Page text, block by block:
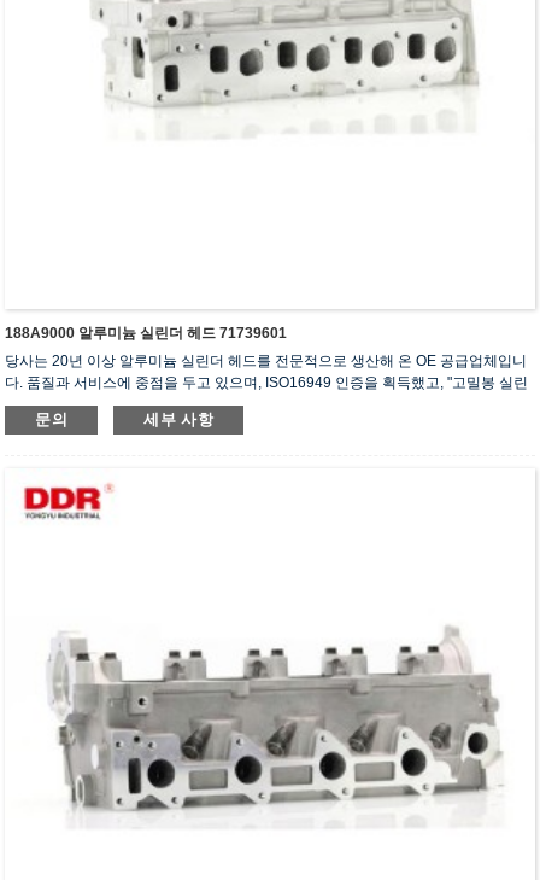
188A9000 알루미늄 실린더 헤드 71739601
당사는 20년 이상 알루미늄 실린더 헤드를 전문적으로 생산해 온 OE 공급업체입니
다. 품질과 서비스에 중점을 두고 있으며, ISO16949 인증을 획득했고, "고밀봉 실린
더 헤드", "긴 수명 실린더 헤드" 등 5건의 실용신안 특허를 보유하고 있습니다.
문의 세부 사항